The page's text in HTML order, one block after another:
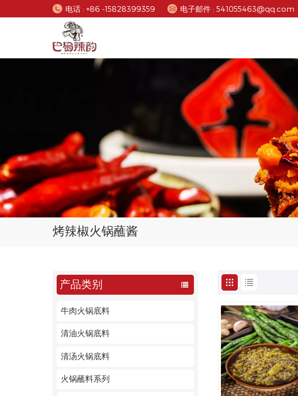
电话 : +86 -15828399359 电子邮件 : 541055463@qq.com
烤辣椒火锅蘸酱
产品类别
牛肉火锅底料
清油火锅底料
清汤火锅底料
火锅蘸料系列